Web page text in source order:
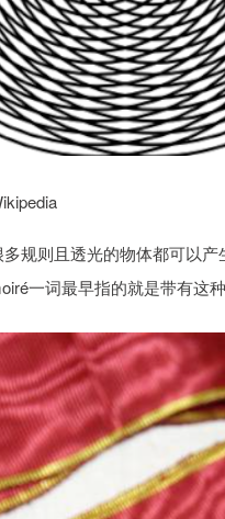
规则且透光的物体都可以
一词最早指的就是带有这种